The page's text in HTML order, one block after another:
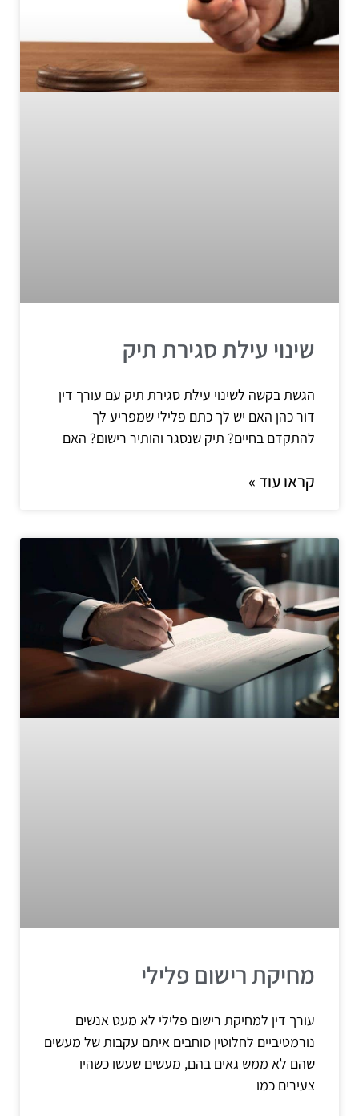
שינוי עילת סגירת תיק
הגשת בקשה לשינוי עילת סגירת תיק עם עורך דין
דור כהן האם יש לך כתם פלילי שמפריע לך
להתקדם בחיים? תיק שנסגר והותיר רישום? האם
קראו עוד »
מחיקת רישום פלילי
עורך דין למחיקת רישום פלילי לא מעט אנשים
נורמטיביים לחלוטין סוחבים איתם עקבות של מעשים
שהם לא ממש גאים בהם, מעשים שעשו כשהיו
צעירים כמו